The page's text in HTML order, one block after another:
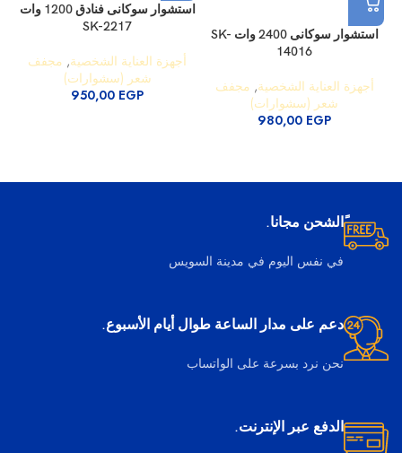
استشوار سوكانى 2400 وات SK-
14016
أجهزة العناية الشخصية, مجفف
شعر (سشوارات)
980,00 EGP
استشوار سوكانى فنادق 1200 وات
SK-2217
أجهزة العناية الشخصية, مجفف
شعر (سشوارات)
950,00 EGP
ًالشحن مجانا.
في نفس اليوم في مدينة السويس
دعم على مدار الساعة طوال أيام الأسبوع.
نحن نرد بسرعة على الواتساب
الدفع عبر الإنترنت.